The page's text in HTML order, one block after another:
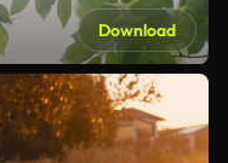
Download